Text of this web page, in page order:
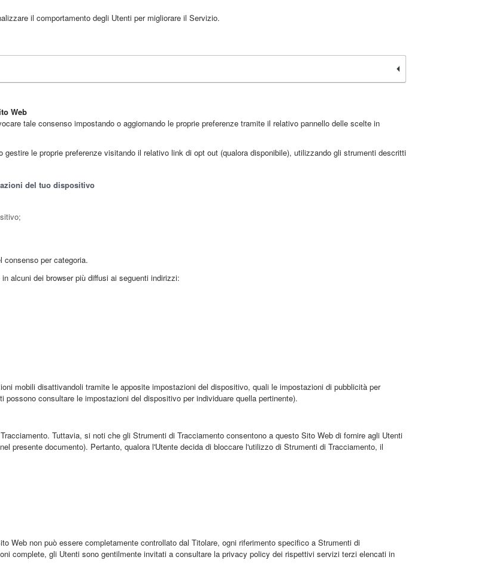
il comportamento degli Utenti per migliorare il Servizio.
Web
tale consenso impostando o aggiornando le proprie preferenze tramite il relativo pannello delle scelte in
le proprie preferenze visitando il relativo link di opt out (qualora disponibile), utilizzando gli strumenti descritti
del tuo dispositivo
consenso per categoria.
alcuni dei browser più diffusi ai seguenti indirizzi:
mobili disattivandoli tramite le apposite impostazioni del dispositivo, quali le impostazioni di pubblicità per
consultare le impostazioni del dispositivo per individuare quella pertinente).
Tuttavia, si noti che gli Strumenti di Tracciamento consentono a questo Sito Web di fornire agli Utenti
presente documento). Pertanto, qualora l'Utente decida di bloccare l'utilizzo di Strumenti di Tracciamento, il
Web non può essere completamente controllato dal Titolare, ogni riferimento specifico a Strumenti di
complete, gli Utenti sono gentilmente invitati a consultare la privacy policy dei rispettivi servizi terzi elencati in